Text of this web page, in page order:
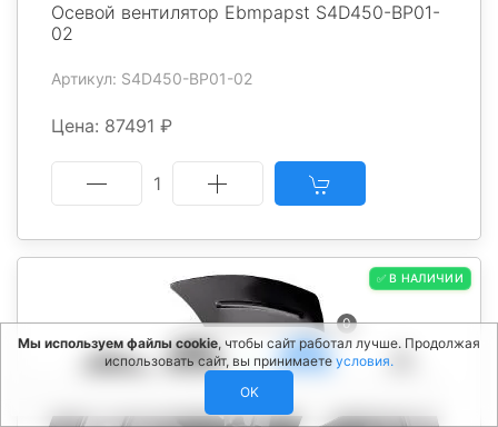
0
Осевой вентилятор Ebmpapst S4D450-BP01-
02
Артикул: S4D450-BP01-02
Цена: 87491 ₽
1
✅ В НАЛИЧИИ
Мы используем файлы cookie, чтобы сайт работал лучше. Продолжая
использовать сайт, вы принимаете условия.
OK